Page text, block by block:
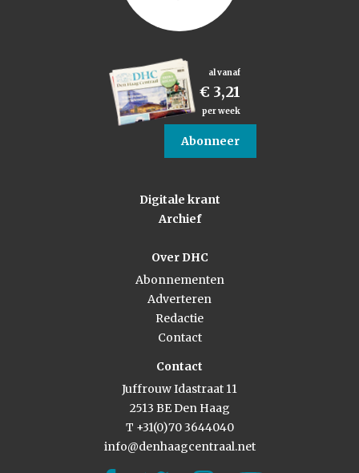
al vanaf
€ 3,21
per week
Abonneer
Digitale krant
Archief
Over DHC
Abonnementen
Adverteren
Redactie
Contact
Contact
Juffrouw Idastraat 11
2513 BE Den Haag
T +31(0)70 3644040
info@denhaagcentraal.net